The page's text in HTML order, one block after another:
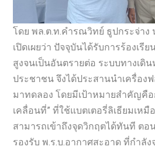
โดย พล.ต.ท.คำรณวิทย์ ธูปกระจ่าง
เปิดเผยว่า ปัจจุบันได้รับการร้องเรี
สูงจนเป็นอันตรายต่อ ระบบทางเดิ
ประชาชน จึงได้ประสานนำเครื่อ
มาทดลอง โดยมีเป้าหมายสำคัญคื
เคลื่อนที่” ที่ใช้แบตเตอรี่ลิเธียมเหมื
สามารถเข้าถึงจุดวิกฤตได้ทันที ตอ
รองรับ พ.ร.บ.อากาศสะอาด ที่กำลัง